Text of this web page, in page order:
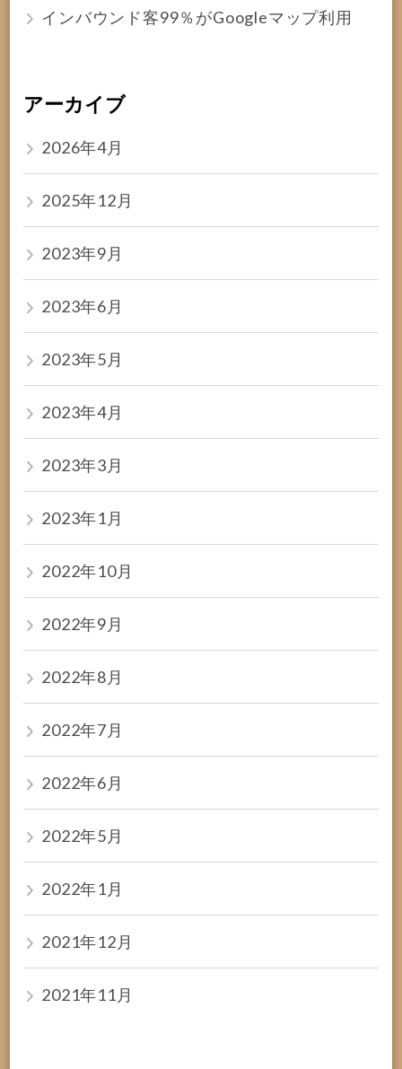
インバウンド客99％がGoogleマップ利用
アーカイブ
2026年4月
2025年12月
2023年9月
2023年6月
2023年5月
2023年4月
2023年3月
2023年1月
2022年10月
2022年9月
2022年8月
2022年7月
2022年6月
2022年5月
2022年1月
2021年12月
2021年11月